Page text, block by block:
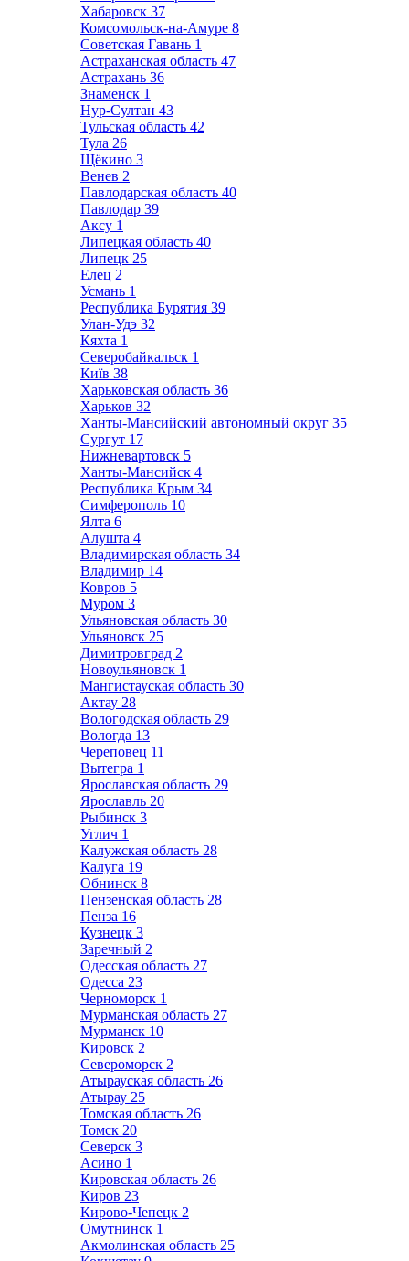
Хабаровск 37
Комсомольск-на-Амуре 8
Советская Гавань 1
Астраханская область 47
Астрахань 36
Знаменск 1
Нур-Султан 43
Тульская область 42
Тула 26
Щёкино 3
Венев 2
Павлодарская область 40
Павлодар 39
Аксу 1
Липецкая область 40
Липецк 25
Елец 2
Усмань 1
Республика Бурятия 39
Улан-Удэ 32
Кяхта 1
Северобайкальск 1
Київ 38
Харьковская область 36
Харьков 32
Ханты-Мансийский автономный округ 35
Сургут 17
Нижневартовск 5
Ханты-Мансийск 4
Республика Крым 34
Симферополь 10
Ялта 6
Алушта 4
Владимирская область 34
Владимир 14
Ковров 5
Муром 3
Ульяновская область 30
Ульяновск 25
Димитровград 2
Новоульяновск 1
Мангистауская область 30
Актау 28
Вологодская область 29
Вологда 13
Череповец 11
Вытегра 1
Ярославская область 29
Ярославль 20
Рыбинск 3
Углич 1
Калужская область 28
Калуга 19
Обнинск 8
Пензенская область 28
Пенза 16
Кузнецк 3
Заречный 2
Одесская область 27
Одесса 23
Черноморск 1
Мурманская область 27
Мурманск 10
Кировск 2
Североморск 2
Атырауская область 26
Атырау 25
Томская область 26
Томск 20
Северск 3
Асино 1
Кировская область 26
Киров 23
Кирово-Чепецк 2
Омутнинск 1
Акмолинская область 25